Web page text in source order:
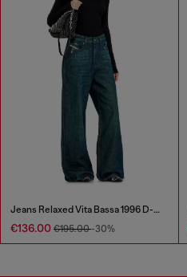
Jeans Relaxed Vita Bassa 1996 D-Sire
€136.00 €195.00-30%